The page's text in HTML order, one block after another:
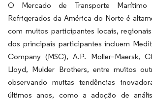
O Mercado de Transporte Marítimo
Refrigerados da América do Norte é
com muitos participantes locais,
dos principais participantes incluem
Company (MSC), A.P. Moller–Maersk,
Lloyd, Mulder Brothers, entre muitos
observando muitas tendências
últimos anos, como a adoção de